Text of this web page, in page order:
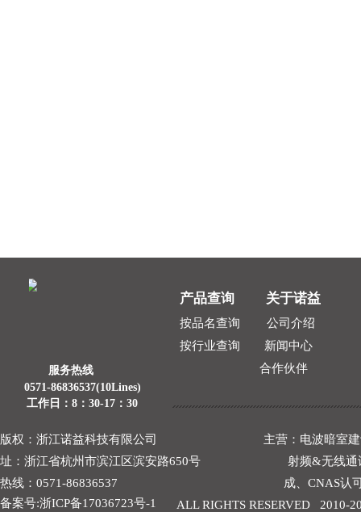
版权： 浙江诺益科技有限公司 主营： 电波暗室
址： 浙江省杭州市滨江区滨安路650号 射频&无线通
热线： 0571-86836537 成、 CNAS认
ALL RIGHTS RESERVED 2010-
产品查询 关于诺益
按品名查询
公司介绍
按行业查询
新闻中心
合作伙伴
服务热线
0571-86836537(10Lines)
工作日：8：30-17：30
备案号:浙ICP备17036723号-1